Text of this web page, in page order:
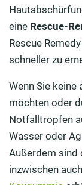
eine Rescue-
Rescue
schneller zu
Wenn Sie
möchten oder
Notfalltropfen
Wasser oder
Außerdem sind
inzwischen